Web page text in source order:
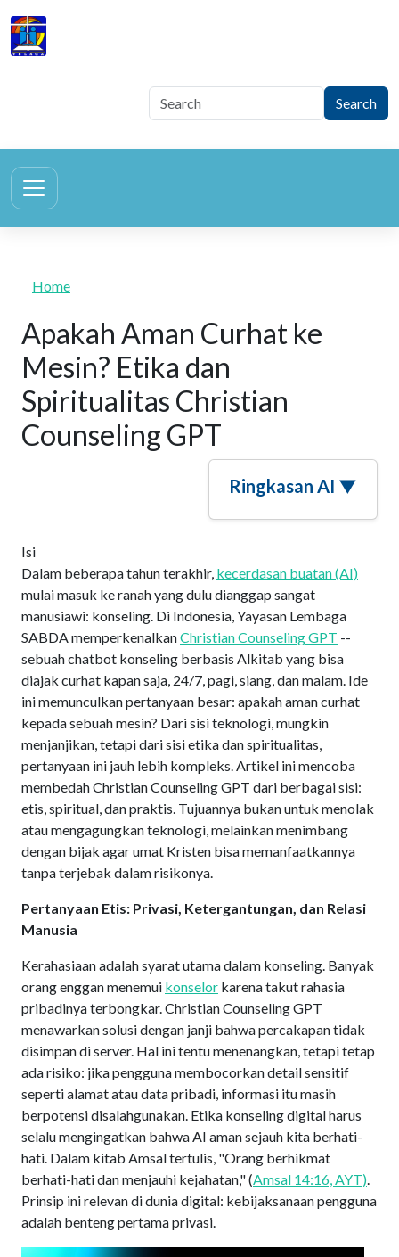
Home
Apakah Aman Curhat ke
Mesin? Etika dan
Spiritualitas Christian
Counseling GPT
Ringkasan AI ▼
Isi
Dalam beberapa tahun terakhir, kecerdasan buatan (AI)
mulai masuk ke ranah yang dulu dianggap sangat
manusiawi: konseling. Di Indonesia, Yayasan Lembaga
SABDA memperkenalkanChristian Counseling GPT --
sebuah chatbot konseling berbasis Alkitab yang bisa
diajak curhat kapan saja, 24/7, pagi, siang, dan malam. Ide
ini memunculkan pertanyaan besar: apakah aman curhat
kepada sebuah mesin? Dari sisi teknologi, mungkin
menjanjikan, tetapi dari sisi etika dan spiritualitas,
pertanyaan ini jauh lebih kompleks. Artikel ini mencoba
membedah Christian Counseling GPT dari berbagai sisi:
etis, spiritual, dan praktis. Tujuannya bukan untuk menolak
atau mengagungkan teknologi, melainkan menimbang
dengan bijak agar umat Kristen bisa memanfaatkannya
tanpa terjebak dalam risikonya.
Pertanyaan Etis: Privasi, Ketergantungan, dan Relasi
Manusia
Kerahasiaan adalah syarat utama dalam konseling. Banyak
orang enggan menemui konselor karena takut rahasia
pribadinya terbongkar. Christian Counseling GPT
menawarkan solusi dengan janji bahwa percakapan tidak
disimpan di server. Hal ini tentu menenangkan, tetapi tetap
ada risiko: jika pengguna membocorkan detail sensitif
seperti alamat atau data pribadi, informasi itu masih
berpotensi disalahgunakan. Etika konseling digital harus
selalu mengingatkan bahwa AI aman sejauh kita berhati-
hati. Dalam kitab Amsal tertulis, "Orang berhikmat
berhati-hati dan menjauhi kejahatan," (Amsal 14:16, AYT).
Prinsip ini relevan di dunia digital: kebijaksanaan pengguna
adalah benteng pertama privasi.